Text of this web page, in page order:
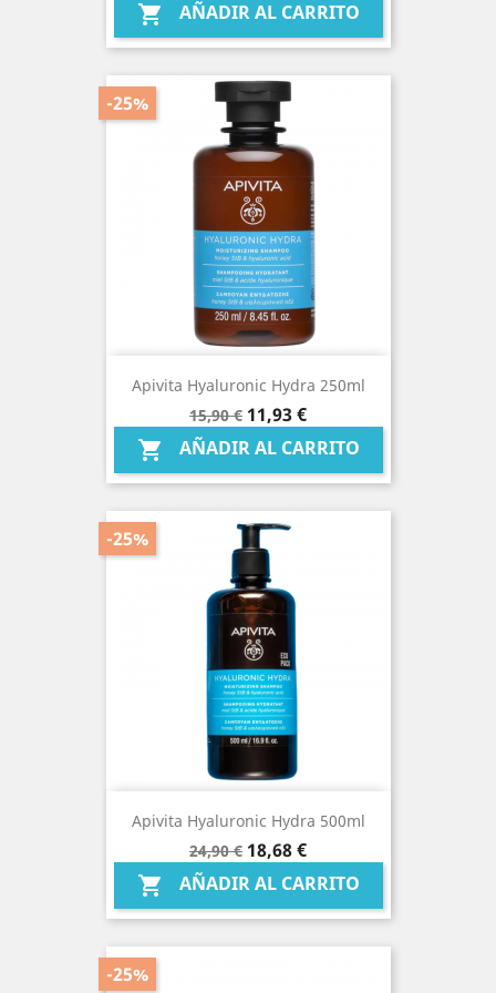
 AÑADIR AL CARRITO
Apivita Hyaluronic Hydra 250ml
Precio
base
15,90 €
-25%
Precio
11,93 €
 AÑADIR AL CARRITO
Apivita Hyaluronic Hydra 500ml
Precio
base
24,90 €
-25%
Precio
18,68 €
 AÑADIR AL CARRITO
-25%